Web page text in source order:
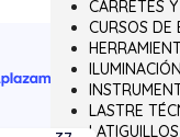
CARRETES
CURSOS DE
ILUMINACIÓN
LASTRE
LATIGUILLOS